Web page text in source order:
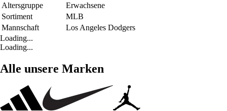
Altersgruppe
Erwachsene
Sortiment
MLB
Mannschaft
Los Angeles Dodgers
Loading...
Loading...
Alle unsere Marken